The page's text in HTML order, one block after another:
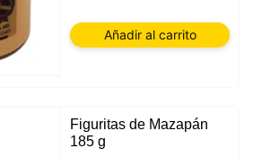
Añadir al carrito
Figuritas de Mazapán
185 g